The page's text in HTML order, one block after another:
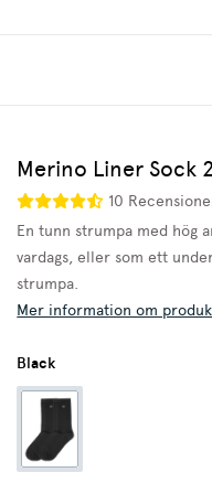
Merino Liner Sock
10
En tunn strumpa med hög
vardags, eller som ett
strumpa.
Mer information om
Black